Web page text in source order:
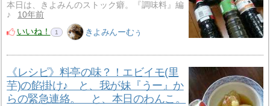
本日は、きよみんのストック癖。『調味料』編
♪
10年前
いいね！
1 きよみんーむぅ
《レシピ》料亭の味？！エビイモ(里
芋)の餡掛け♪ と、我が妹『うー』か
らの緊急連絡。 と、本日のわんこ。